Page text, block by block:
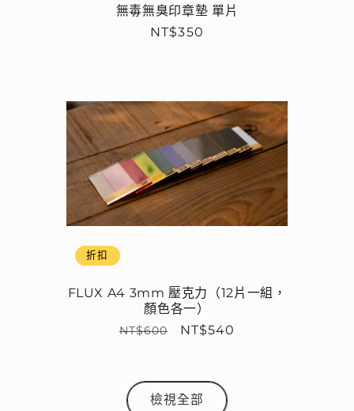
無毒無臭印章墊 單片
定
NT$350
折扣
FLUX A4 3mm 壓克力（12片一組，
顏色各一）
定
NT$600
售
NT$540
檢視全部